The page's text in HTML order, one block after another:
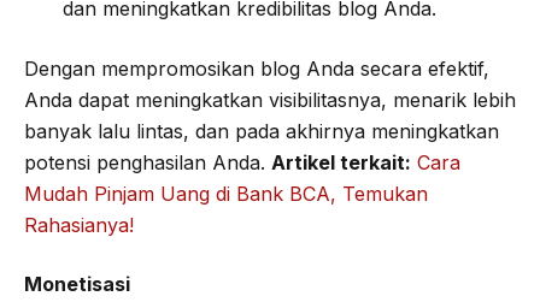
dan meningkatkan kredibilitas blog Anda.
Dengan mempromosikan blog Anda secara efektif,
Anda dapat meningkatkan visibilitasnya, menarik lebih
banyak lalu lintas, dan pada akhirnya meningkatkan
potensi penghasilan Anda. Artikel terkait: Cara
Mudah Pinjam Uang di Bank BCA, Temukan
Rahasianya!
Monetisasi